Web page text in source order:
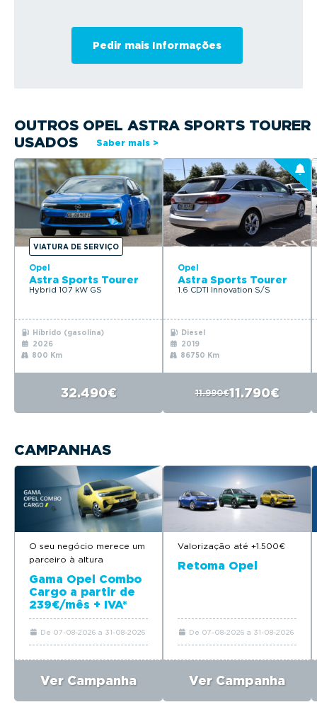
OUTROS OPEL ASTRA SPORTS TOURER
USADOS
Saber mais >
VIATURA DE SERVIÇO
Opel
Astra Sports Tourer
Hybrid 107 kW GS
Híbrido (gasolina)
2026
800 Km
32.490€
Opel
Astra Sports Tourer
1.6 CDTI Innovation S/S
Diesel
2019
86750 Km
11.990€11.790€
CAMPANHAS
O seu negócio merece um
parceiro à altura
Gama Opel Combo
Cargo a partir de
239€/mês + IVA*
De 07-08-2026 a 31-08-2026
Ver Campanha
Valorização até +1.500€
Retoma Opel
De 07-08-2026 a 31-08-2026
Ver Campanha